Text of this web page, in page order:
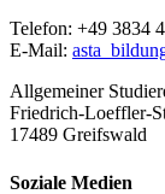
Telefon: +49 3834
E-Mail:
Allgemeiner
Friedrich-Loeffler-
17489 Greifswald
Soziale Medien